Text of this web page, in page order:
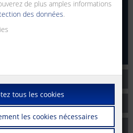
commerciaux
de plus amples informations
des données.
tous les cookies
les cookies nécessaires